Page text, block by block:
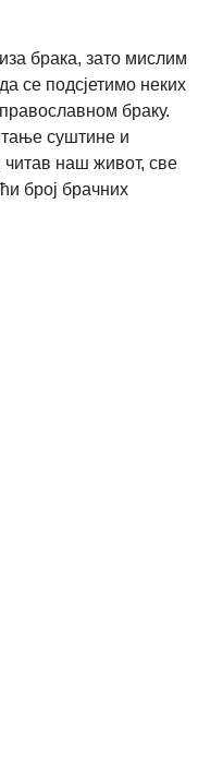
брака, зато мислим
се подсјетимо неких
браку.
суштине и
читав наш живот, све
број брачних